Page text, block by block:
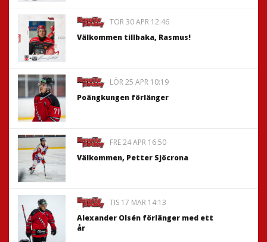
TOR 30 APR 12:46
Välkommen tillbaka, Rasmus!
LÖR 25 APR 10:19
Poängkungen förlänger
FRE 24 APR 16:50
Välkommen, Petter Sjöcrona
TIS 17 MAR 14:13
Alexander Olsén förlänger med ett
år